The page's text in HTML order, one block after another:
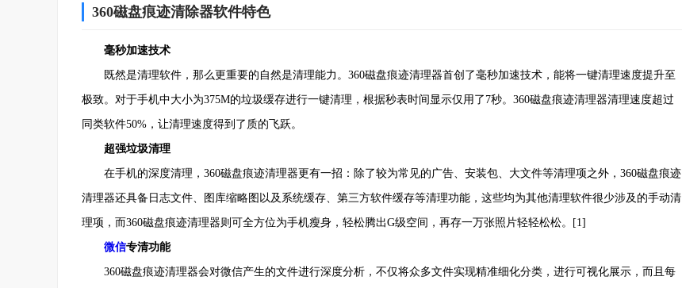
360磁盘痕迹清除器软件特色
毫秒加速技术
既然是清理软件，那么更重要的自然是清理能力。360磁盘痕迹清理器首创了毫秒加速技术，能将一键清理速度提升至
极致。对于手机中大小为375M的垃圾缓存进行一键清理，根据秒表时间显示仅用了7秒。360磁盘痕迹清理器清理速度超过
同类软件50%，让清理速度得到了质的飞跃。
超强垃圾清理
在手机的深度清理，360磁盘痕迹清理器更有一招：除了较为常见的广告、安装包、大文件等清理项之外，360磁盘痕迹
清理器还具备日志文件、图库缩略图以及系统缓存、第三方软件缓存等清理功能，这些均为其他清理软件很少涉及的手动清
理项，而360磁盘痕迹清理器则可全方位为手机瘦身，轻松腾出G级空间，再存一万张照片轻轻松松。[1]
微信专清功能
360磁盘痕迹清理器会对微信产生的文件进行深度分析，不仅将众多文件实现精准细化分类，进行可视化展示，而且每